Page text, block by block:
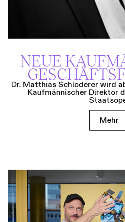
NEUE
Dr. Matthias Schloderer wird
Kaufmännischer Direktor
Mehr